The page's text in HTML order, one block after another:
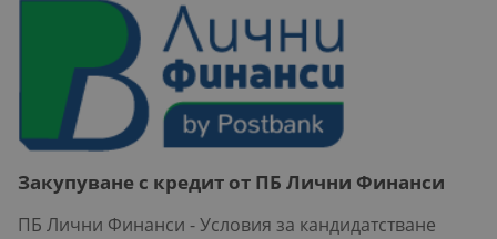
Закупуване с кредит от ПБ Лични Финанси
ПБ Лични Финанси - Условия за кандидатстване